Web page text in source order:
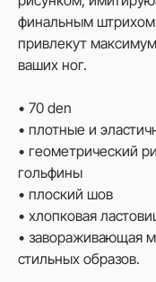
финальным штрихом
привлекут
ваших ног.
• 70 den
• плотные и
• геометрический
гольфины
• плоский шов
• хлопковая
• завораживающая
стильных образов.